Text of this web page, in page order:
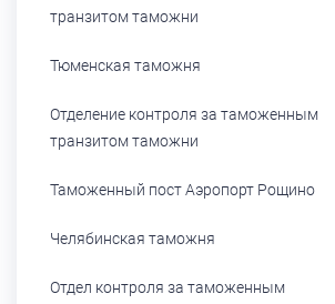
транзитом таможни
Тюменская таможня
Отделение контроля за таможенным
транзитом таможни
Таможенный пост Аэропорт Рощино
Челябинская таможня
Отдел контроля за таможенным